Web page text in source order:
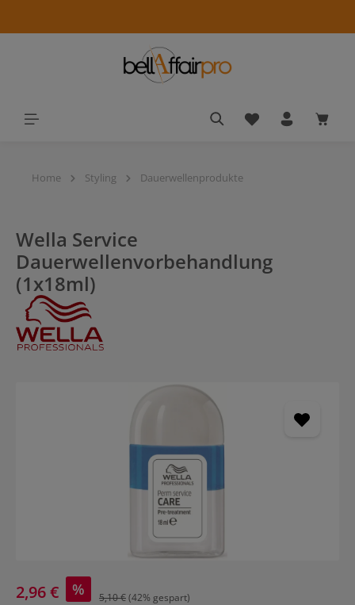
Du hast 0
Home Styling Dauerwellenprodukte
Wella Service
Dauerwellenvorbehandlung
(1x18ml)
2,96 € % 5,10 €(42% gespart)